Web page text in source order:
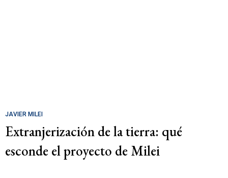
JAVIER MILEI
Extranjerización de la tierra: qué
esconde el proyecto de Milei